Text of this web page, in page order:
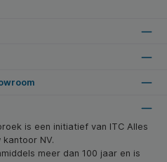
is een initiatief van ITC Alles
kantoor NV.
meer dan 100 jaar en is